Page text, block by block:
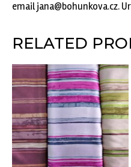
email jana@bohunkova.cz.
RELATED